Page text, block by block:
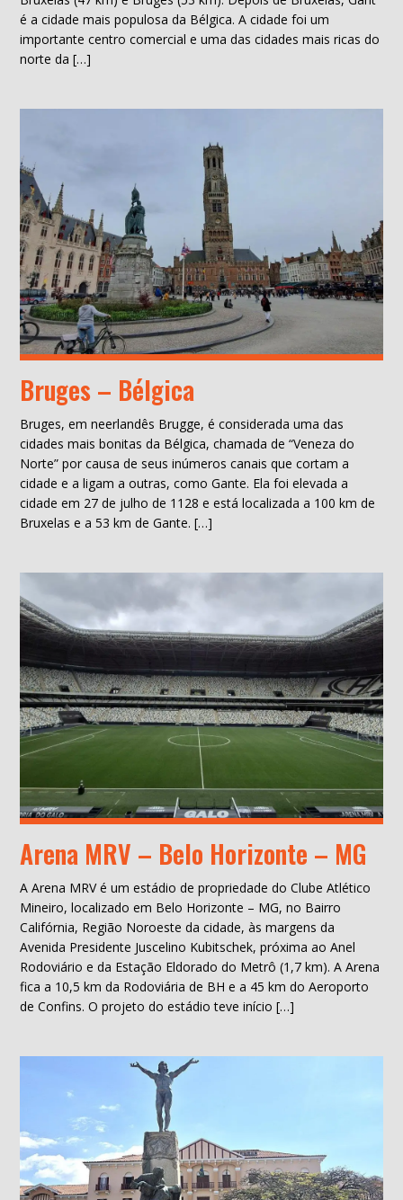
é a cidade mais populosa da Bélgica. A cidade foi um
importante centro comercial e uma das cidades mais ricas do
norte da […]
Bruges – Bélgica
Bruges, em neerlandês Brugge, é considerada uma das
cidades mais bonitas da Bélgica, chamada de “Veneza do
Norte” por causa de seus inúmeros canais que cortam a
cidade e a ligam a outras, como Gante. Ela foi elevada a
cidade em 27 de julho de 1128 e está localizada a 100 km de
Bruxelas e a 53 km de Gante. […]
Arena MRV – Belo Horizonte – MG
A Arena MRV é um estádio de propriedade do Clube Atlético
Mineiro, localizado em Belo Horizonte – MG, no Bairro
Califórnia, Região Noroeste da cidade, às margens da
Avenida Presidente Juscelino Kubitschek, próxima ao Anel
Rodoviário e da Estação Eldorado do Metrô (1,7 km). A Arena
fica a 10,5 km da Rodoviária de BH e a 45 km do Aeroporto
de Confins. O projeto do estádio teve início […]